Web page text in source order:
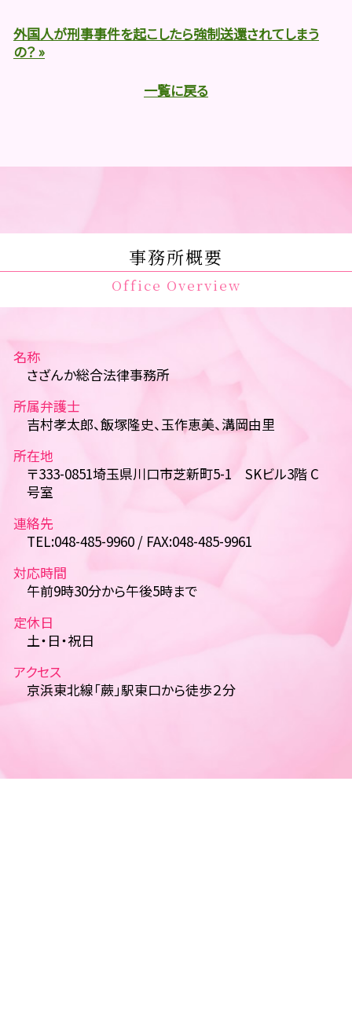
外国人が刑事事件を起こしたら強制送還されてしまう
の？ »
一覧に戻る
事務所概要
Office Overview
名称
さざんか総合法律事務所
所属弁護士
吉村孝太郎、飯塚隆史、玉作恵美、溝岡由里
所在地
〒333-0851埼玉県川口市芝新町5-1 SKビル3階 C
号室
連絡先
TEL:048-485-9960 / FAX:048-485-9961
対応時間
午前9時30分から午後5時まで
定休日
土・日・祝日
アクセス
京浜東北線「蕨」駅東口から徒歩２分